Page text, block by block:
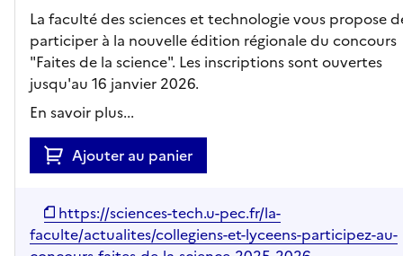
La faculté des sciences et technologie vous propose
participer à la nouvelle édition régionale du concours
"Faites de la science". Les inscriptions sont ouvertes
jusqu'au 16 janvier 2026.
En savoir plus...
Ajouter au panier
https://sciences-tech.u-pec.fr/la-
faculte/actualites/collegiens-et-lyceens-participez-au-